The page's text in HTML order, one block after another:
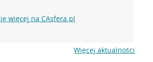
więcej na CAsfera.pl
Więcej aktualności